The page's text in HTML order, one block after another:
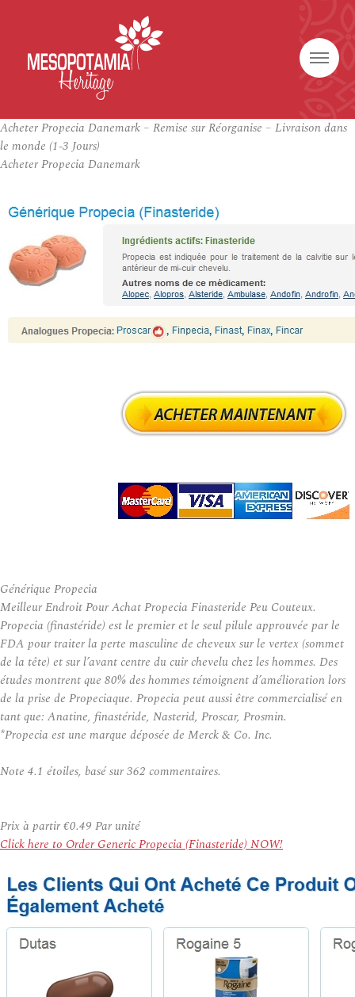
Acheter Propecia Danemark – Remise sur Réorganise – Livraison dans
le monde (1-3 Jours)
Acheter Propecia Danemark
Générique Propecia
Meilleur Endroit Pour Achat Propecia Finasteride Peu Couteux.
Propecia (finastéride) est le premier et le seul pilule approuvée par le
FDA pour traiter la perte masculine de cheveux sur le vertex (sommet
de la tête) et sur l’avant centre du cuir chevelu chez les hommes. Des
études montrent que 80% des hommes témoignent d’amélioration lors
de la prise de Propeciaque. Propecia peut aussi être commercialisé en
tant que: Anatine, finastéride, Nasterid, Proscar, Prosmin.
*Propecia est une marque déposée de Merck & Co. Inc.
Note 4.1 étoiles, basé sur362 commentaires.
Prix à partir€0.49 Par unité
Click here to Order Generic Propecia (Finasteride) NOW!